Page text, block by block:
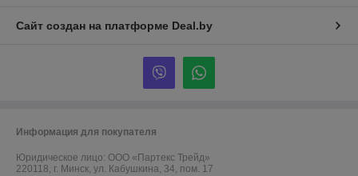
Сайт создан на платформе Deal.by
Информация для покупателя
Юридическое лицо: ООО «Партекс Трейд»
220118, г. Минск, ул. Кабушкина, 34, пом. 17